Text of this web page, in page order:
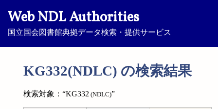
Web NDL Authorities
国立国会図書館典拠データ検索・提供サービス
KG332(NDLC) の検索結果
検索対象：“KG332 (NDLC)”